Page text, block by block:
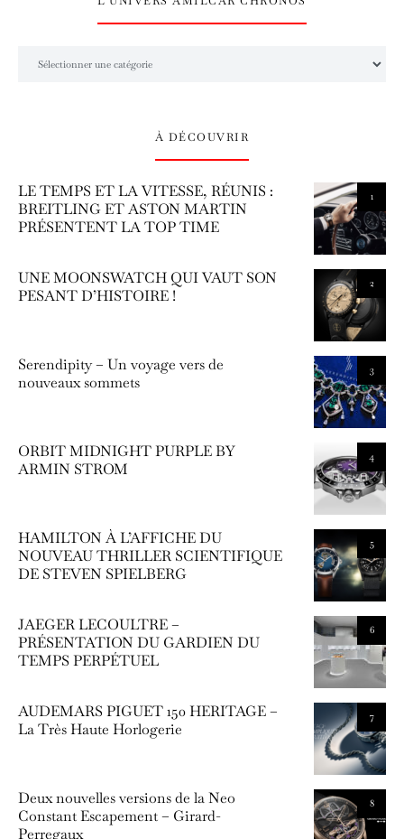
À DÉCOUVRIR
1
LE TEMPS ET LA VITESSE, RÉUNIS :
BREITLING ET ASTON MARTIN
PRÉSENTENT LA TOP TIME
2
UNE MOONSWATCH QUI VAUT SON
PESANT D’HISTOIRE !
3
Serendipity – Un voyage vers de
nouveaux sommets
4
ORBIT MIDNIGHT PURPLE BY
ARMIN STROM
5
HAMILTON À L’AFFICHE DU
NOUVEAU THRILLER SCIENTIFIQUE
DE STEVEN SPIELBERG
6
JAEGER LECOULTRE –
PRÉSENTATION DU GARDIEN DU
TEMPS PERPÉTUEL
7
AUDEMARS PIGUET 150 HERITAGE –
La Très Haute Horlogerie
8
Deux nouvelles versions de la Neo
Constant Escapement – Girard-
Perregaux